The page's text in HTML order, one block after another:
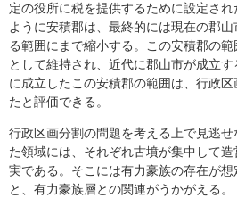
定の役所に税を提供するために設定さ
ように安積郡は、最終的には現在の郡
る範囲にまで縮小する。この安積郡の
として維持され、近代に郡山市が成立
に成立したこの安積郡の範囲は、行政
たと評価できる。
行政区画分割の問題を考える上で見逃
た領域には、それぞれ古墳が集中して
実である。そこには有力豪族の存在が
と、有力豪族層との関連がうかがえる。